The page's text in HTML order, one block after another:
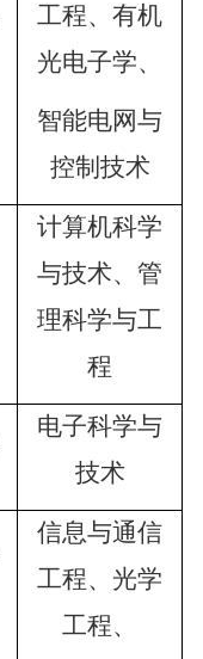
工程、有机
光电子学、
智能电网与
控制技术
计算机科学
与技术、管
理科学与工
程
电子科学与
技术
信息与通信
工程、光学
工程、